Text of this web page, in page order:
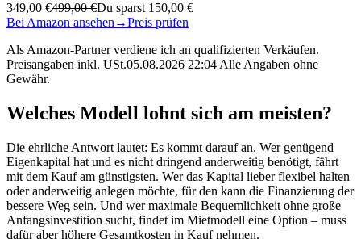
349,00 €499,00 €Du sparst 150,00 €
Bei Amazon ansehen →Preis prüfen
Als Amazon-Partner verdiene ich an qualifizierten Verkäufen.
Preisangaben inkl. USt.05.08.2026 22:04 Alle Angaben ohne
Gewähr.
Welches Modell lohnt sich am meisten?
Die ehrliche Antwort lautet: Es kommt darauf an. Wer genügend
Eigenkapital hat und es nicht dringend anderweitig benötigt, fährt
mit dem Kauf am günstigsten. Wer das Kapital lieber flexibel halten
oder anderweitig anlegen möchte, für den kann die Finanzierung der
bessere Weg sein. Und wer maximale Bequemlichkeit ohne große
Anfangsinvestition sucht, findet im Mietmodell eine Option – muss
dafür aber höhere Gesamtkosten in Kauf nehmen.